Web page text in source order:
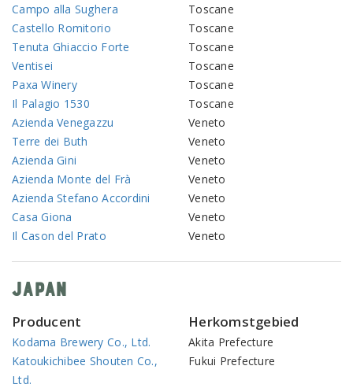
Campo alla Sughera
Toscane
Castello Romitorio
Toscane
Tenuta Ghiaccio Forte
Toscane
Ventisei
Toscane
Paxa Winery
Toscane
Il Palagio 1530
Toscane
Azienda Venegazzu
Veneto
Terre dei Buth
Veneto
Azienda Gini
Veneto
Azienda Monte del Frà
Veneto
Azienda Stefano Accordini
Veneto
Casa Giona
Veneto
Il Cason del Prato
Veneto
Japan
Producent Herkomstgebied
Kodama Brewery Co., Ltd.
Akita Prefecture
Katoukichibee Shouten Co.,
Ltd.
Fukui Prefecture